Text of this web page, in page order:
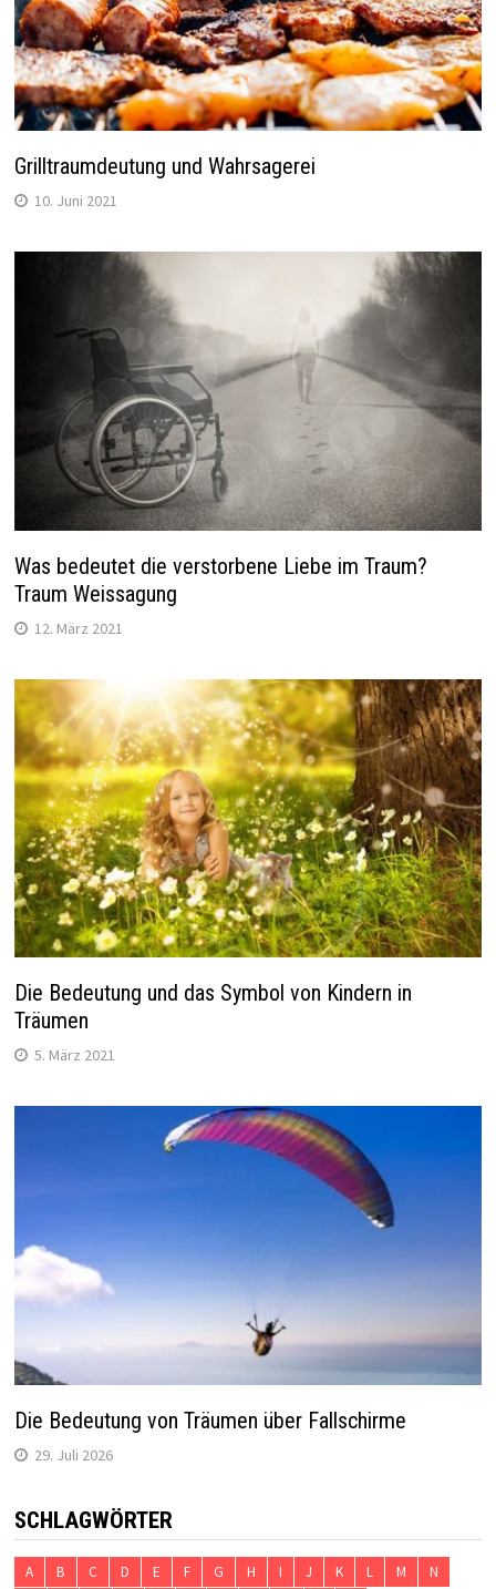
Grilltraumdeutung und Wahrsagerei
10. Juni 2021
Was bedeutet die verstorbene Liebe im Traum?
Traum Weissagung
12. März 2021
Die Bedeutung und das Symbol von Kindern in
Träumen
5. März 2021
Die Bedeutung von Träumen über Fallschirme
29. Juli 2026
SCHLAGWÖRTER
A B C D E F G H I J K L M
N